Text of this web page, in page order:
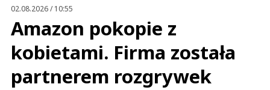
02.08.2026 / 10:55
Amazon pokopie z
kobietami. Firma została
partnerem rozgrywek